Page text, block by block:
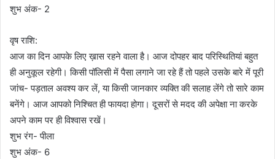
शुभ अंक- 2
वृष राशि:
आज का दिन आपके लिए ख़ास रहने वाला है। आज दोपहर बाद परिस्थितियां बहुत
ही अनुकूल रहेगी। किसी पॉलिसी में पैसा लगाने जा रहे हैं तो पहले उसके बारे में पूरी
जांच- पड़ताल अवश्य कर लें, या किसी जानकार व्यक्ति की सलाह लेंगे तो सारे काम
बनेंगे। आज आपको निश्चित ही फायदा होगा। दूसरों से मदद की अपेक्षा ना करके
अपने काम पर ही विश्वास रखें।
शुभ रंग- पीला
शुभ अंक- 6